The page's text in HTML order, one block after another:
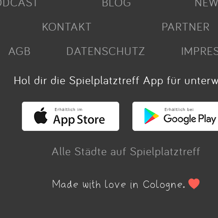
KONTAKT
PARTNER
AGB
DATENSCHUTZ
Hol dir die Spielplatztreff App für
Alle Städte auf Spielplatztreff
Made with love in Cologne.